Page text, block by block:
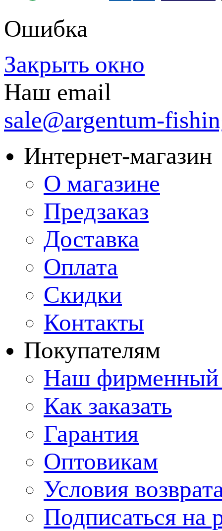
Ошибка
Закрыть окно
Наш email
sale@argentum-
Интернет-магазин
О магазине
Предзаказ
Доставка
Оплата
Скидки
Контакты
Покупателям
Наш фирменный
Как заказать
Гарантия
Оптовикам
Условия
Подписаться на